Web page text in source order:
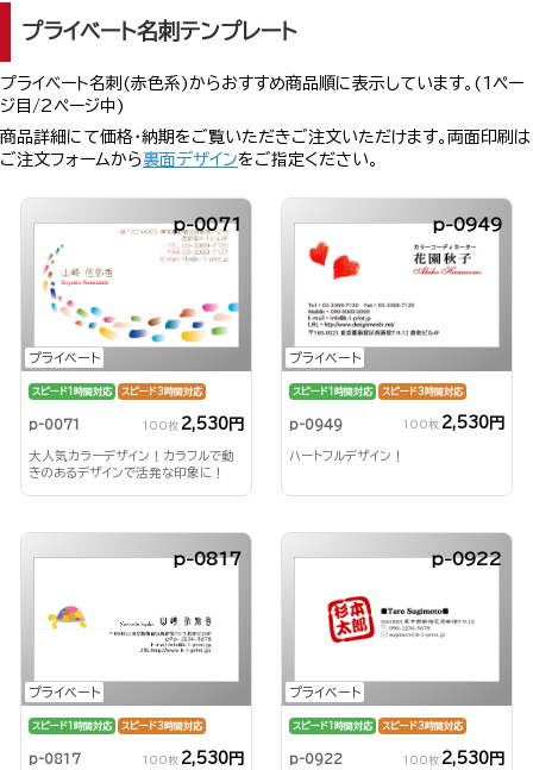
プライベート名刺テンプレート
プライベート名刺(赤色系)からおすすめ商品順に表示しています。(1ペー
ジ目/2ページ中)
商品詳細にて価格・納期をご覧いただきご注文いただけます。両面印刷は
ご注文フォームから裏面デザインをご指定ください。
プライベート
p-0071
スピード1時間対応 スピード3時間対応
p-0071 100枚 2,530円
大人気カラーデザイン！カラフルで動
きのあるデザインで活発な印象に！
プライベート
p-0949
スピード1時間対応 スピード3時間対応
p-0949 100枚 2,530円
ハートフルデザイン！
プライベート
p-0817
スピード1時間対応 スピード3時間対応
p-0817 100枚 2,530円
プライベート
p-0922
スピード1時間対応 スピード3時間対応
p-0922 100枚 2,530円